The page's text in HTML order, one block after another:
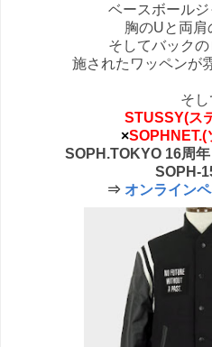
ベースボールジ
胸のUと両肩
そしてバック
施されたワッペンが
そし
STUSSY(ス
×SOPHNET.(
SOPH.TOKYO 16周
SOPH-
⇒ オンライン